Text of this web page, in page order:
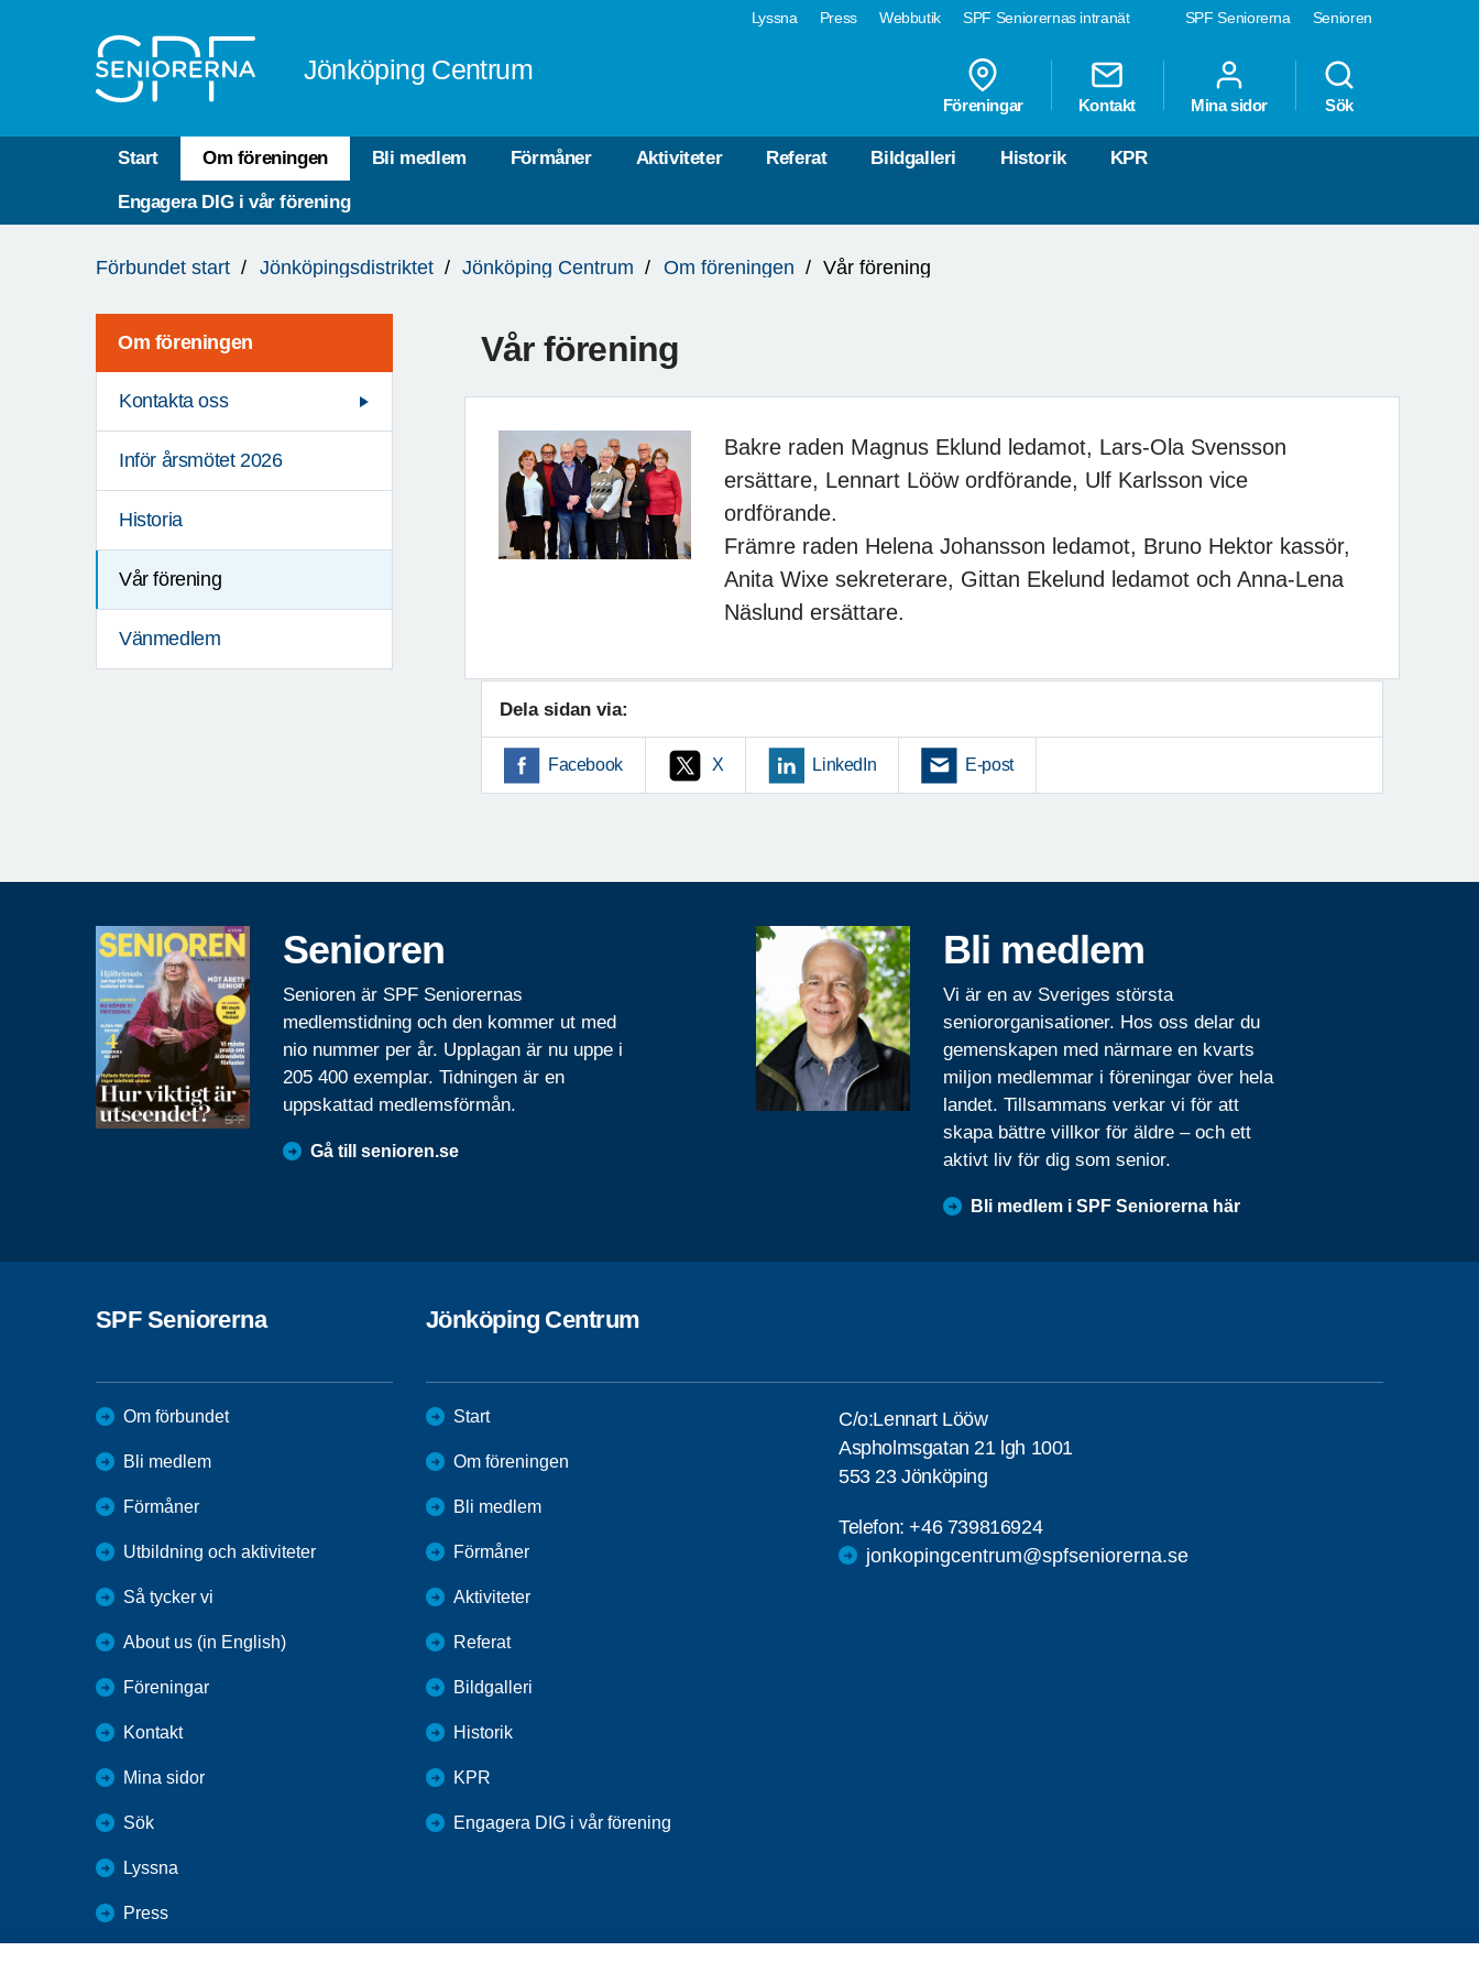
SPF Seniorerna Senioren
Lyssna Press Webbutik SPF Seniorernas intranät
Jönköping Centrum
Föreningar Kontakt Mina sidor Sök
Start Om föreningen Bli medlem Förmåner Aktiviteter Referat Bildgalleri Historik KPR
Engagera DIG i vår förening
är
Förbundet start Jönköpingsdistriktet Jönköping Centrum Om föreningen Vår förening
Om föreningen
Kontakta oss
Inför årsmötet 2026
Historia
Vår förening
Vänmedlem
Vår förening
Bakre raden Magnus Eklund ledamot, Lars-Ola Svensson
ersättare, Lennart Lööw ordförande, Ulf Karlsson vice
ordförande.
Främre raden Helena Johansson ledamot, Bruno Hektor kassör,
Anita Wixe sekreterare, Gittan Ekelund ledamot och Anna-Lena
Näslund ersättare.
Dela sidan via:
Facebook X LinkedIn E-post
Senioren
Senioren är SPF Seniorernas
medlemstidning och den kommer ut med
nio nummer per år. Upplagan är nu uppe i
205 400 exemplar. Tidningen är en
uppskattad medlemsförmån.
Gå till senioren.se
Bli medlem
Vi är en av Sveriges största
seniororganisationer. Hos oss delar du
gemenskapen med närmare en kvarts
miljon medlemmar i föreningar över hela
landet. Tillsammans verkar vi för att
skapa bättre villkor för äldre – och ett
aktivt liv för dig som senior.
Bli medlem i SPF Seniorerna här
SPF Seniorerna
Om förbundet
Bli medlem
Förmåner
Utbildning och aktiviteter
Så tycker vi
About us (in English)
Föreningar
Kontakt
Mina sidor
Sök
Lyssna
Press
Jönköping Centrum
Start
Om föreningen
Bli medlem
Förmåner
Aktiviteter
Referat
Bildgalleri
Historik
KPR
Engagera DIG i vår förening
C/o:Lennart Lööw
Aspholmsgatan 21 lgh 1001
553 23 Jönköping
Telefon:+46 739816924
jonkopingcentrum@spfseniorerna.se